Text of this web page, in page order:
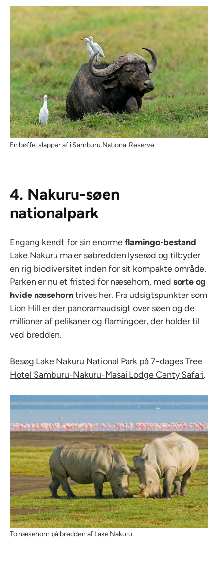
En bøffel slapper af i Samburu National Reserve
4. Nakuru-søen
nationalpark
Engang kendt for sin enormeflamingo-bestand
Lake Nakuru maler søbredden lyserød og tilbyder
en rig biodiversitet inden for sit kompakte område.
Parken er nu et fristed for næsehorn, med sorte og
hvide næsehorntrives her. Fra udsigtspunkter som
Lion Hill er der panoramaudsigt over søen og de
millioner af pelikaner og flamingoer, der holder til
ved bredden.
Besøg Lake Nakuru National Park på7-dages Tree
Hotel Samburu-Nakuru-Masai Lodge Centy Safari.
To næsehorn på bredden af Lake Nakuru